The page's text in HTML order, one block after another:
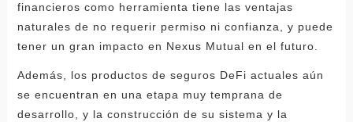
financieros como herramienta tiene las ventajas
naturales de no requerir permiso ni confianza, y puede
tener un gran impacto en Nexus Mutual en el futuro.
Además, los productos de seguros DeFi actuales aún
se encuentran en una etapa muy temprana de
desarrollo, y la construcción de su sistema y la